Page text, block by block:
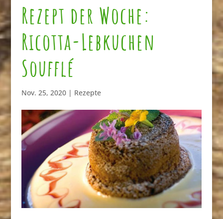
Rezept der Woche:
Ricotta-Lebkuchen
Soufflé
Nov. 25, 2020| Rezepte